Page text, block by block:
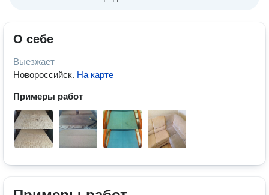
О себе
Выезжает
Новороссийск. На карте
Примеры работ